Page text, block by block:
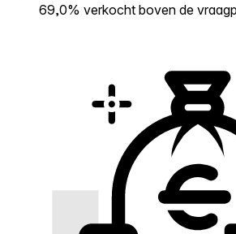
69,0% verkocht boven de